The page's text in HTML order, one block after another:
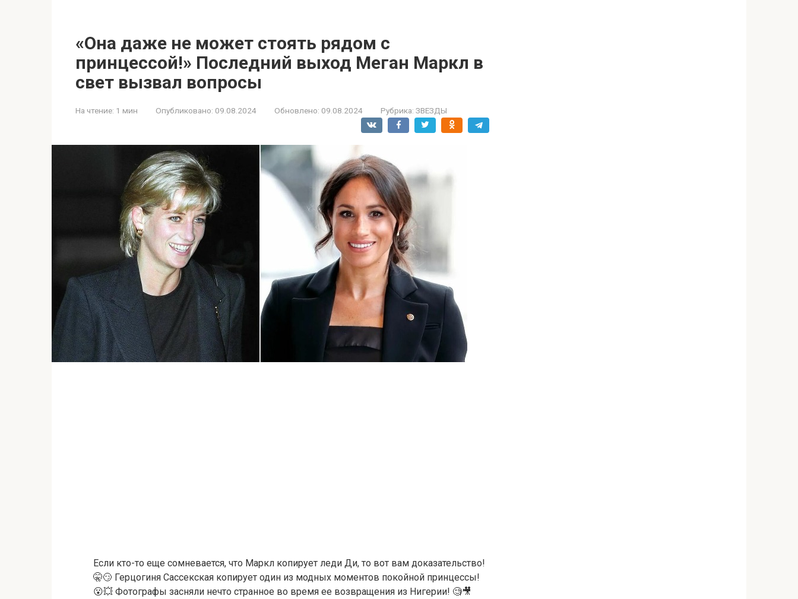
«Она даже не может стоять рядом с
принцессой!» Последний выход Меган Маркл в
свет вызвал вопросы
На чтение: 1 мин Опубликовано: 09.08.2024 Обновлено: 09.08.2024 Рубрика: ЗВЕЗДЫ
Если кто-то еще сомневается, что Маркл копирует леди Ди, то вот вам доказательство!
🤫😏 Герцогиня Сассекская копирует один из модных моментов покойной принцессы!
😮💥 Фотографы засняли нечто странное во время ее возвращения из Нигерии! 🧐🎥